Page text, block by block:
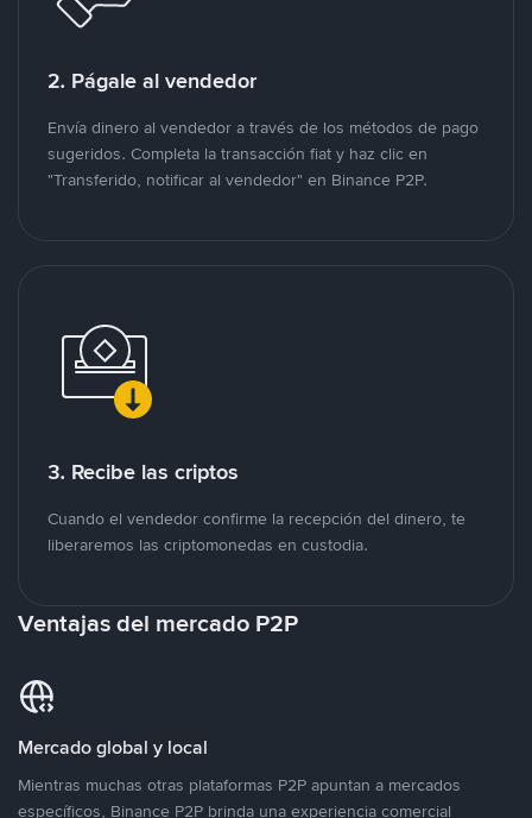
2. Págale al vendedor
Envía dinero al vendedor a través de los métodos de pago
sugeridos. Completa la transacción fiat y haz clic en
"Transferido, notificar al vendedor" en Binance P2P.
3. Recibe las criptos
Cuando el vendedor confirme la recepción del dinero, te
liberaremos las criptomonedas en custodia.
Ventajas del mercado P2P
Mercado global y local
Mientras muchas otras plataformas P2P apuntan a mercados
específicos, Binance P2P brinda una experiencia comercial